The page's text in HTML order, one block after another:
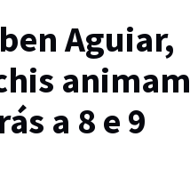
Aguiar,
animam
a 8 e 9